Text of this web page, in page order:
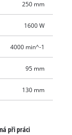
250 mm
1600 W
4000 min^-1
95 mm
130 mm
při práci